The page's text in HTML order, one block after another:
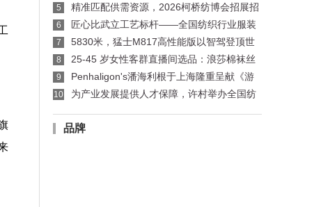
——纺织行业服装制版师/缝纫工（服装制作工）
职业技能竞赛许村选拔赛圆满收官！
5
精准匹配供需资源，2026柯桥纺博会招展招
商对接会即将举行！
6
匠心比武立工艺标杆——全国纺织行业服装
制版师、缝纫工技能竞赛许村选拔赛开赛
7
5830米，猛士M817高性能版以智驾登顶世
界公路之巅
8
25-45 岁女性客群直播间选品：浪莎棉袜丝
袜适配指南
9
Penhaligon's潘海利根于上海隆重呈献《游
弋之地：伦敦名流录》主题展览 致敬肖像兽首系
10
为产业发展提供人才保障，许村举办全国纺
品牌